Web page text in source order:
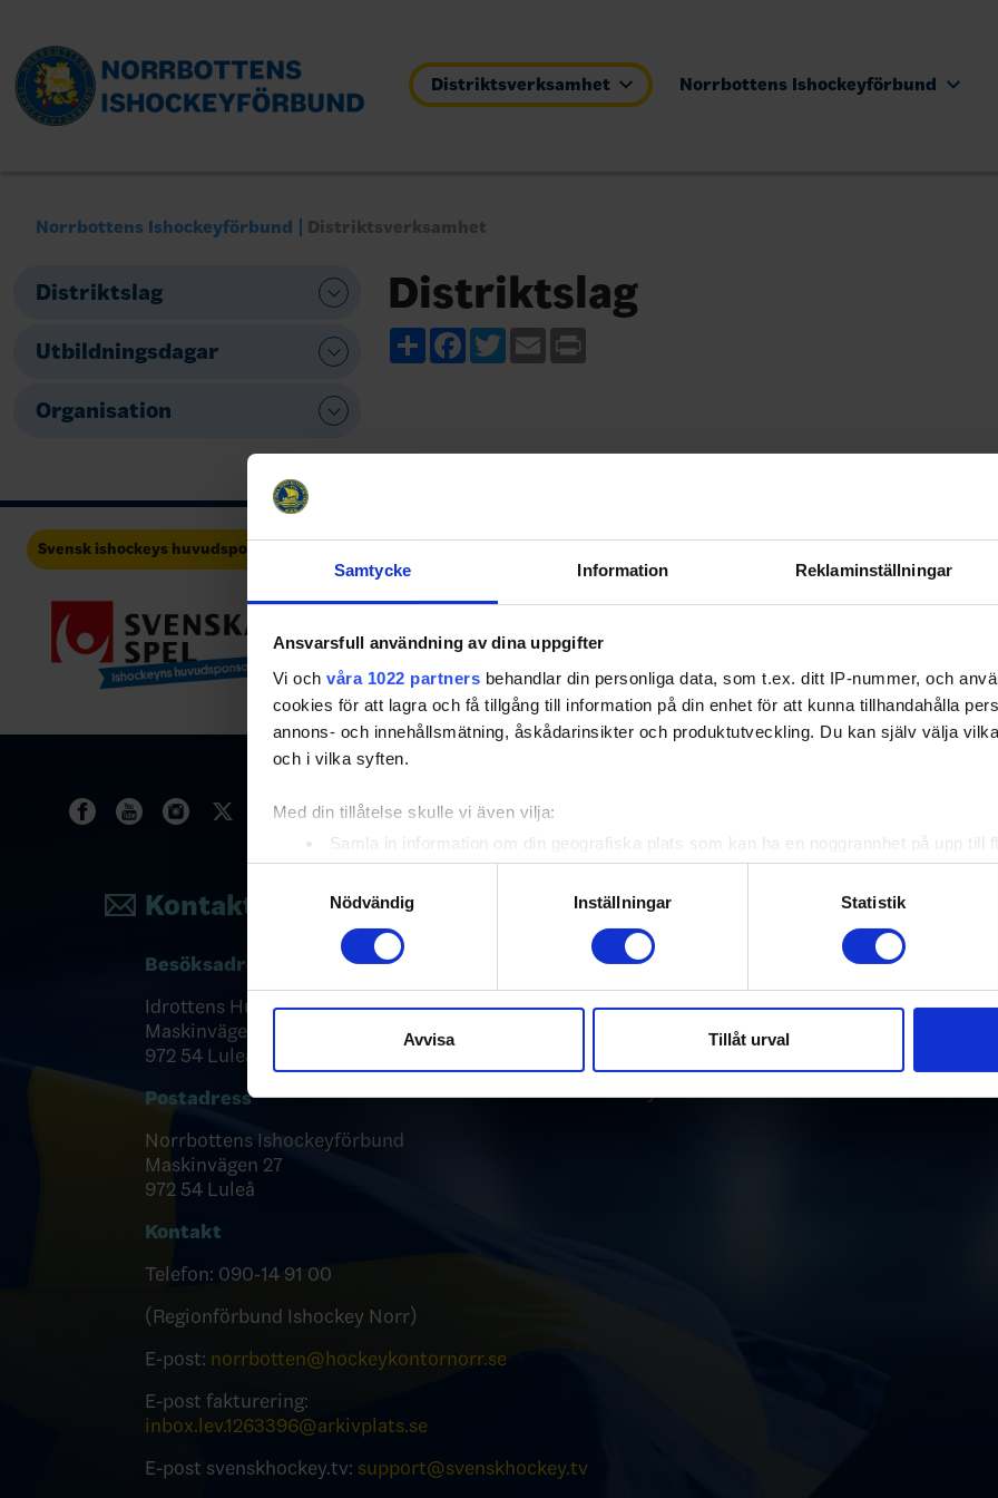
Samtycke Information Reklaminställningar
Ansvarsfull användning av dina uppgifter
Vi och våra 1022 partners behandlar din personliga data, som t.ex. ditt IP-nummer, och
cookies för att lagra och få tillgång till information på din enhet för att kunna tillhandahålla
annons- och innehållsmätning, åskådarinsikter och produktutveckling. Du kan själv välja
och i vilka syften.
Med din tillåtelse skulle vi även vilja:
Samla in information om din geografiska plats som kan ha en noggrannhet på upp till
Identifiera din enhet genom att aktivt skanna den för specifika kännetecken
Ta reda på mer om hur dina personliga uppgifter behandlas och ställ in dina preferenser i
eller dra tillbaka ditt samtycke när som helst från cookie-förklaringen.
sociala medier och analysera vår trafik. Vi vidarebefordrar även sådana identifierare och
till de sociala medier och annons- och analysföretag som vi samarbetar med. Dessa kan i
Nödvändig
Inställningar Statistik
Avvisa Tillåt urval
Distriktsverksamhet Norrbottens Ishockeyförbund
Norrbottens Ishockeyförbund Distriktsverksamhet
Distriktslag
Utbildningsdagar
Organisation
Distriktslag
ShareFacebook
TwitterEmail
Svensk ishockeys huvudsponsor
Kontakta oss
Besöksadress
Idrottens Hus
Maskinvägen 27
972 54 Luleå
Postadress
Norrbottens Ishockeyförbund
Maskinvägen 27
972 54 Luleå
Kontakt
Telefon: 090-14 91 00
(Regionförbund Ishockey Norr)
E-post: norrbotten@hockeykontornorr.se
E-post fakturering:
inbox.lev.1263396@arkivplats.se
E-post svenskhockey.tv: support@svenskhockey.tv
Genvägar
Hemmaplansmodellen
Rörelsekurvan
svenskhockey.tv
Hockey Hall of Fame